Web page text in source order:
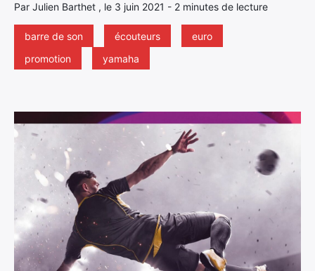
Par Julien Barthet , le 3 juin 2021 - 2 minutes de lecture
barre de son écouteurs
euro
promotion
yamaha